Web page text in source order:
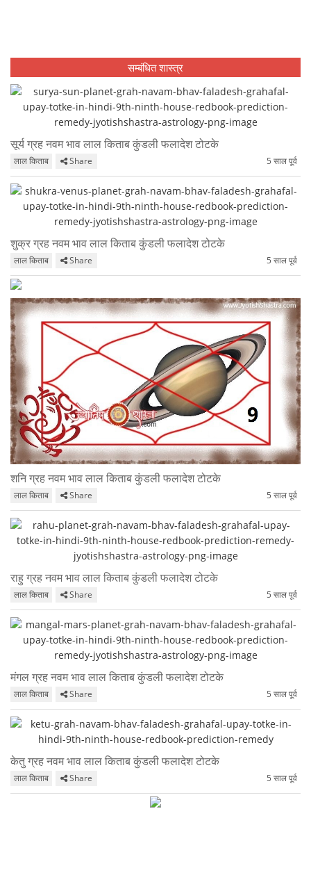
सम्बंधित शास्त्र
सूर्य ग्रह नवम भाव लाल किताब कुंडली फलादेश टोटके
लाल किताब Share 5 साल पूर्व
शुक्र ग्रह नवम भाव लाल किताब कुंडली फलादेश टोटके
लाल किताब Share 5 साल पूर्व
शनि ग्रह नवम भाव लाल किताब कुंडली फलादेश टोटके
लाल किताब Share 5 साल पूर्व
राहु ग्रह नवम भाव लाल किताब कुंडली फलादेश टोटके
लाल किताब Share 5 साल पूर्व
मंगल ग्रह नवम भाव लाल किताब कुंडली फलादेश टोटके
लाल किताब Share 5 साल पूर्व
केतु ग्रह नवम भाव लाल किताब कुंडली फलादेश टोटके
लाल किताब Share 5 साल पूर्व